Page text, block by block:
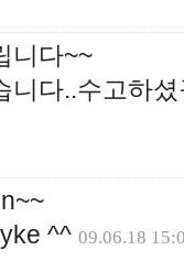
니다~~
니다..수고하
^^ 09.06.18